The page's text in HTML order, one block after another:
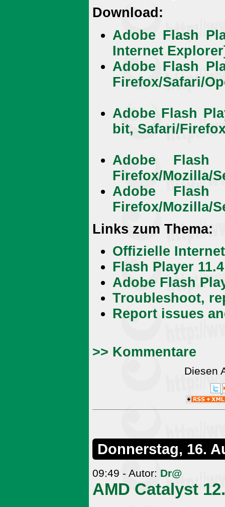
Download:
Adobe Flash
Internet
Adobe Flash
Firefox/Safari/
Adobe Flash
bit, Safari/
Adobe Flash
Firefox/Mozilla/
Adobe Flash
Firefox/Mozilla/
Links zum Thema:
Offizielle
Flash Player
Adobe Flash
Troubleshoot,
Report issues
>> Kommentare
Diesen
Donnerstag, 16.
09:49 - Autor: Dr@
AMD Catalyst